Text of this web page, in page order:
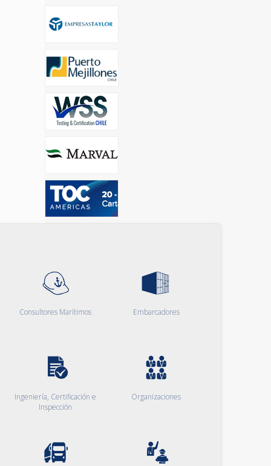
Consultores Marítimos Embarcadores
Ingeniería, Certificación e
Inspección
Organizaciones